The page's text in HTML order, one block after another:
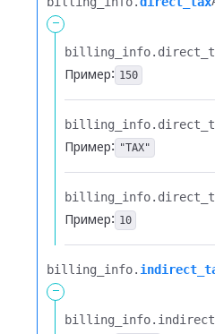
-
billing_info.​
Пример: 150
billing_info.​
Пример: "TAX"
billing_info.​
Пример: 10
billing_info.​
-
billing_info.​